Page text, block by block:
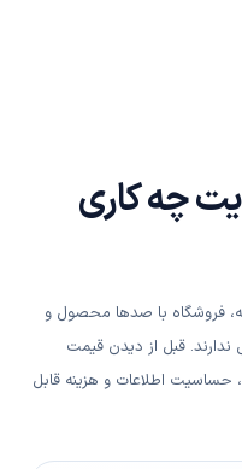
چه کاری
فروشگاه با صدها محصول و
ندارند. قبل از دیدن قیمت
حساسیت اطلاعات و هزینه قابل